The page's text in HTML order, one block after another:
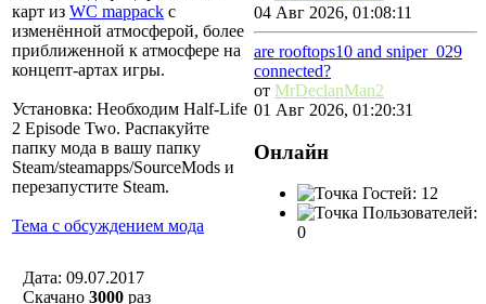
карт из WC mappack с
изменённой атмосферой, более
приближенной к атмосфере на
концепт-артах игры.
Установка: Необходим Half-Life
2 Episode Two. Распакуйте
папку мода в вашу папку
Steam/steamapps/SourceMods и
перезапустите Steam.
Тема с обсуждением мода
Дата: 09.07.2017
Скачано 3000 раз
04 Авг 2026, 01:08:11
are rooftops10 and sniper_029
connected?
от MrDeclanMan2
01 Авг 2026, 01:20:31
Онлайн
Гостей: 12
Пользователей:
0